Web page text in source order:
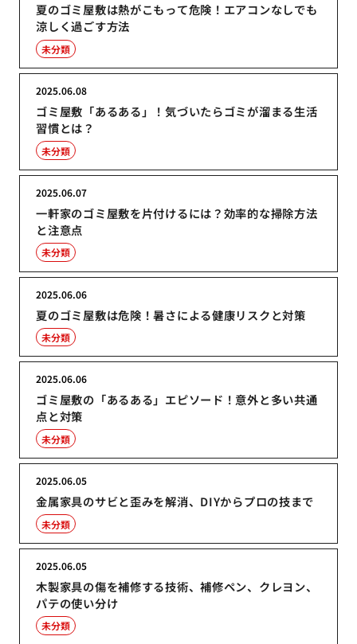
夏のゴミ屋敷は熱がこもって危険！エアコンなしでも
涼しく過ごす方法
未分類
ゴミ屋敷「あるある」！気づいたらゴミが溜まる生活
習慣とは？
2025.06.08
未分類
一軒家のゴミ屋敷を片付けるには？効率的な掃除方法
と注意点
2025.06.07
未分類
夏のゴミ屋敷は危険！暑さによる健康リスクと対策
2025.06.06
未分類
ゴミ屋敷の「あるある」エピソード！意外と多い共通
点と対策
2025.06.06
未分類
金属家具のサビと歪みを解消、DIYからプロの技まで
2025.06.05
未分類
木製家具の傷を補修する技術、補修ペン、クレヨン、
パテの使い分け
2025.06.05
未分類